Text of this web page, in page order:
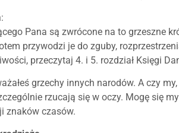
Pana są zwrócone na to grzeszne
przywodzi je do zguby,
przeczytaj 4. i 5. rozdział Księgi
grzechy innych narodów. A czy
rzucają się w oczy. Mogę się
znaków czasów.